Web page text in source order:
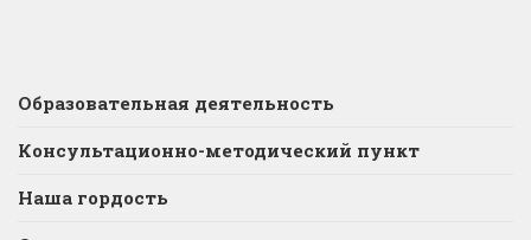
Образовательная деятельность
Консультационно-методический пункт
Наша гордость